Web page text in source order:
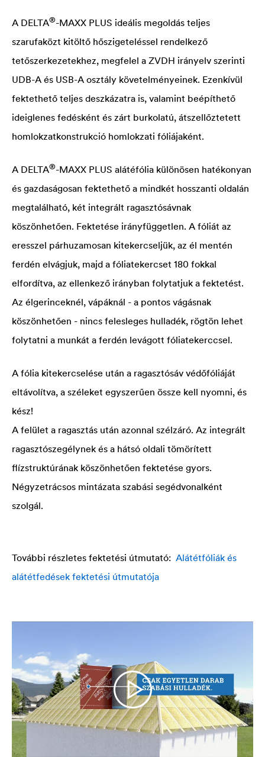
A DELTA®-MAXX PLUS ideális megoldás teljes
szarufaközt kitöltő hőszigeteléssel rendelkező
tetőszerkezetekhez, megfelel a ZVDH irányelv szerinti
UDB-A és USB-A osztály követelményeinek. Ezenkívül
fektethető teljes deszkázatra is, valamint beépíthető
ideiglenes fedésként és zárt burkolatú, átszellőztetett
homlokzatkonstrukció homlokzati fóliájaként.
A DELTA®-MAXX PLUS alátéfólia különösen hatékonyan
és gazdaságosan fektethető a mindkét hosszanti oldalán
megtalálható, két integrált ragasztósávnak
köszönhetően. Fektetése irányfüggetlen. A fóliát az
eresszel párhuzamosan kitekercseljük, az él mentén
ferdén elvágjuk, majd a fóliatekercset 180 fokkal
elfordítva, az ellenkező irányban folytatjuk a fektetést.
Az élgerinceknél, vápáknál - a pontos vágásnak
köszönhetően - nincs felesleges hulladék, rögtön lehet
folytatni a munkát a ferdén levágott fóliatekerccsel.
A fólia kitekercselése után a ragasztósáv védőfóliáját
eltávolítva, a széleket egyszerűen össze kell nyomni, és
kész!
A felület a ragasztás után azonnal szélzáró. Az integrált
ragasztószegélynek és a hátsó oldali tömörített
flízstruktúrának köszönhetően fektetése gyors.
Négyzetrácsos mintázata szabási segédvonalként
szolgál.
További részletes fektetési útmutató: Alátétfóliák és
alátétfedések fektetési útmutatója